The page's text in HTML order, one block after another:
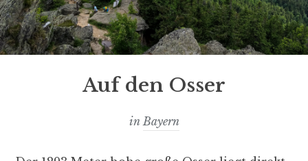
Auf den Osser
in Bayern